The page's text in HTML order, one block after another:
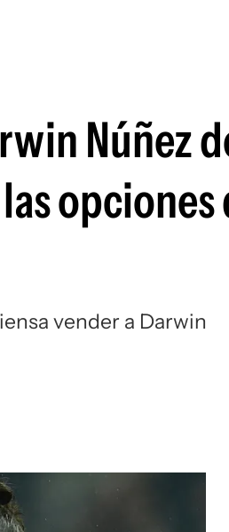
Núñez
opciones
vender a Darwin